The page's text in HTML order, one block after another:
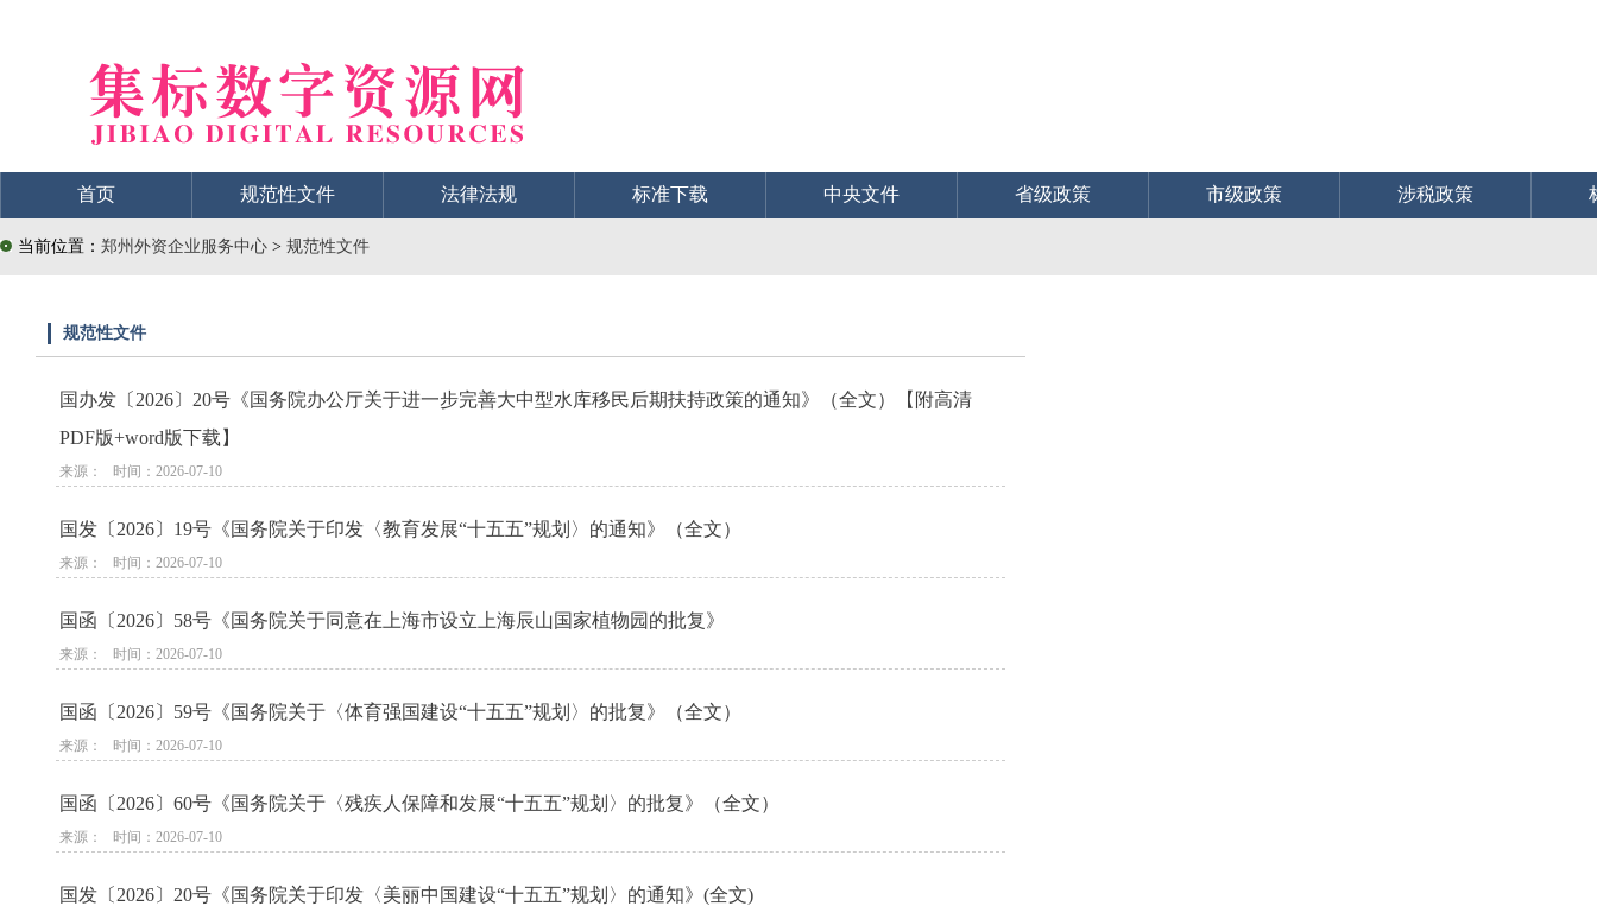
首页 规范性文件 法律法规 标准下载 中央文件 省级政策 市级政策 涉税政策
当前位置： 郑州外资企业服务中心 > 规范性文件
规范性文件
国办发〔2026〕20号《国务院办公厅关于进一步完善大中型水库移民后期扶持政策的通知》（全文）【附高清
PDF版+word版下载】
来源：   时间：2026-07-10
国发〔2026〕19号《国务院关于印发〈教育发展“十五五”规划〉的通知》（全文）
来源：   时间：2026-07-10
国函〔2026〕58号《国务院关于同意在上海市设立上海辰山国家植物园的批复》
来源：   时间：2026-07-10
国函〔2026〕59号《国务院关于〈体育强国建设“十五五”规划〉的批复》（全文）
来源：   时间：2026-07-10
国函〔2026〕60号《国务院关于〈残疾人保障和发展“十五五”规划〉的批复》（全文）
来源：   时间：2026-07-10
国发〔2026〕20号《国务院关于印发〈美丽中国建设“十五五”规划〉的通知》(全文)